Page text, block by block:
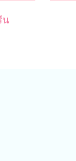
น